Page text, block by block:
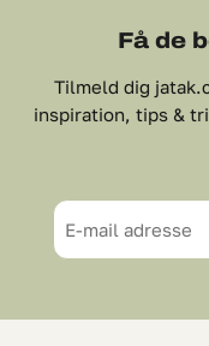
Få de
Tilmeld dig
inspiration, tips &
E-mail adresse